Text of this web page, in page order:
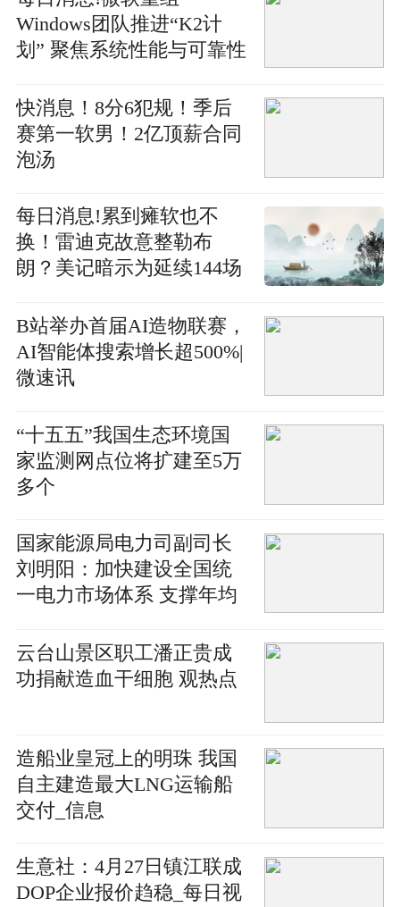
Windows团队推进“K2计
划” 聚焦系统性能与可靠性
快消息！8分6犯规！季后
赛第一软男！2亿顶薪合同
泡汤
每日消息!累到瘫软也不
换！雷迪克故意整勒布
朗？美记暗示为延续144场
B站举办首届AI造物联赛，
AI智能体搜索增长超500%|
微速讯
“十五五”我国生态环境国
家监测网点位将扩建至5万
多个
国家能源局电力司副司长
刘明阳：加快建设全国统
一电力市场体系 支撑年均
理消纳需求|观察
云台山景区职工潘正贵成
功捐献造血干细胞 观热点
造船业皇冠上的明珠 我国
自主建造最大LNG运输船
交付_信息
生意社：4月27日镇江联成
DOP企业报价趋稳_每日视